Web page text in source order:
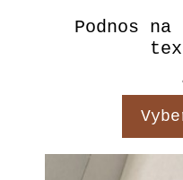
Podnos